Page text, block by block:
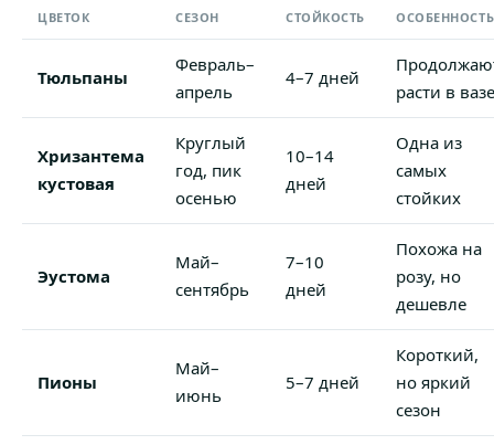
ЦВЕТОК СЕЗОН СТОЙКОСТЬ ОСОБЕННОСТЬ
Тюльпаны
Февраль–
апрель
4–7 дней
расти в вазе
Хризантема
кустовая
Круглый
год, пик
осенью
10–14
дней
Одна из
самых
стойких
Эустома
Май–
сентябрь
7–10
дней
Похожа на
розу, но
дешевле
Пионы
Май–
июнь
5–7 дней
Короткий,
но яркий
сезон